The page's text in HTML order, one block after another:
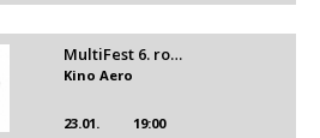
MultiFest 6. ro…
23.01. 19:00
Kino Aero